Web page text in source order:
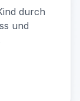
durch
und